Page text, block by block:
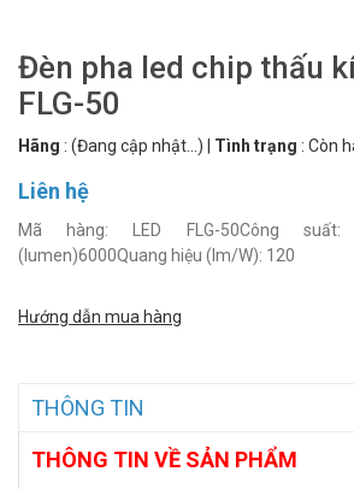
Đèn pha led chip thấu
FLG-50
Hãng : (Đang cập nhật...) Tình trạng : Còn
Liên hệ
Mã hàng: LED FLG-50Công suất: 50wQuang thông:
(lumen)6000Quang hiệu (lm/W): 120
Hướng dẫn mua hàng
THÔNG TIN
THÔNG TIN VỀ SẢN PHẨM